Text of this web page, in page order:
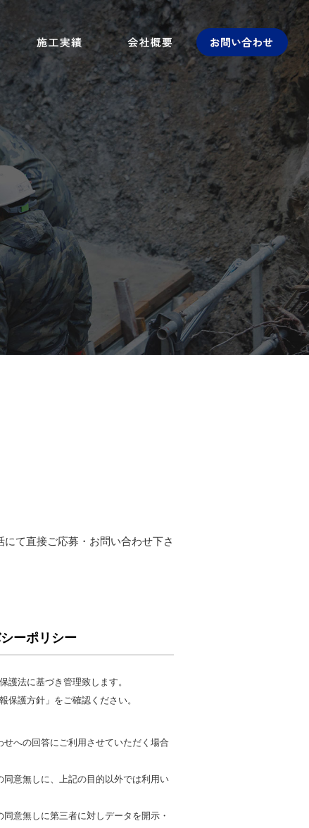
て直接ご応募・お問い合わせ下さ
ーポリシー
護法に基づき管理致します。
保護方針」をご確認ください。
への回答にご利用させていただく場合
意無しに、上記の目的以外では利用い
意無しに第三者に対しデータを開示・